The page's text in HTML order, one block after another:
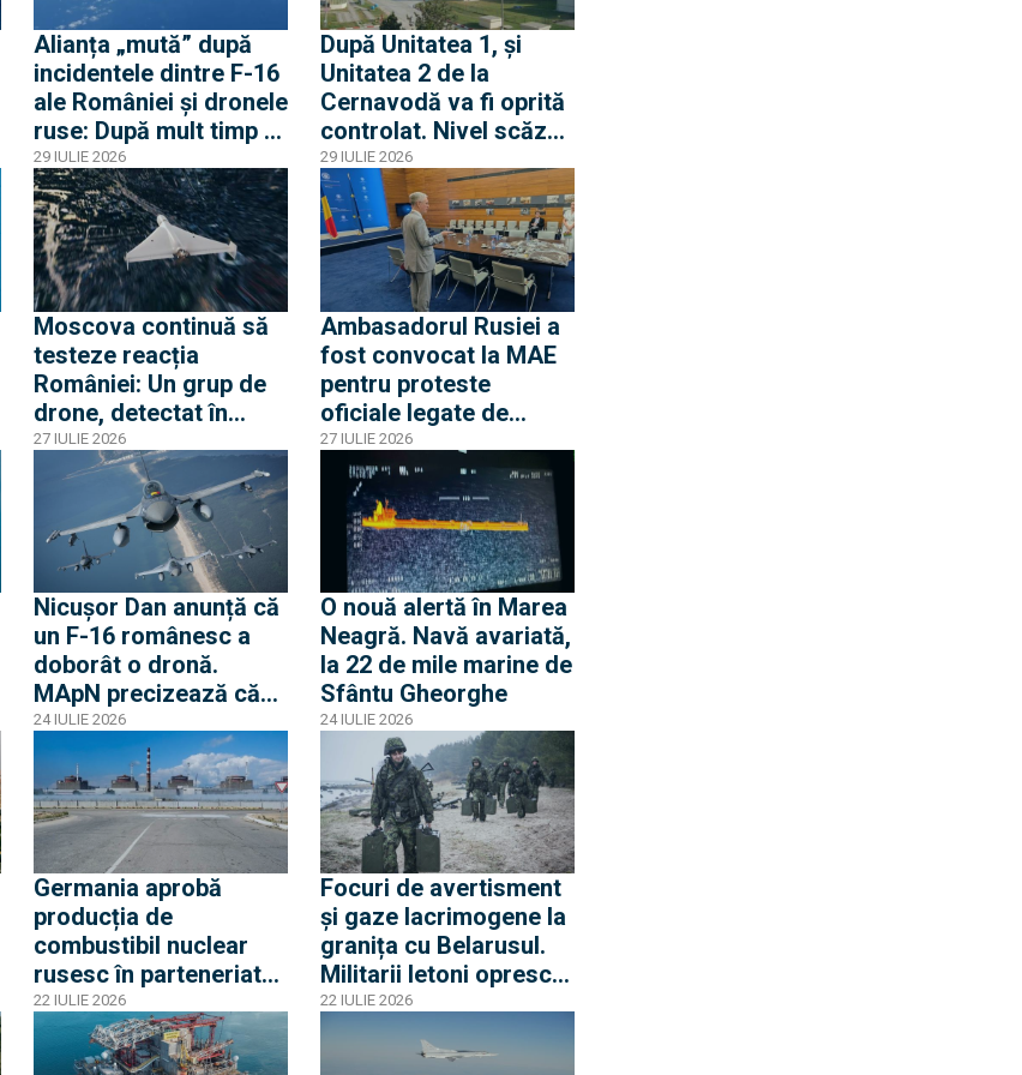
Alianța „mută” după
incidentele dintre F-16
ale României și dronele
ruse: După mult timp o
dronă RQ-4D și două
avioane RC-135 și
Artemis II au survolat
Marea Neagră
29 IULIE 2026
După Unitatea 1, și
Unitatea 2 de la
Cernavodă va fi oprită
controlat. Nivel scăzut
fără precedent al
Dunării
29 IULIE 2026
Moscova continuă să
testeze reacția
României: Un grup de
drone, detectat în
proximitatea frontierei
fluviale cu Ucraina
27 IULIE 2026
Ambasadorul Rusiei a
fost convocat la MAE
pentru proteste
oficiale legate de
incursiunile cu drone.
Ambasadorul român la
Moscova, chemat
acasă pentru
consultări
27 IULIE 2026
Nicușor Dan anunță că
un F-16 românesc a
doborât o dronă.
MApN precizează că
drona a survolat
teritoriul național pe
traiectul Sulina-Brăila-
Fetești-Buzău
24 IULIE 2026
O nouă alertă în Marea
Neagră. Navă avariată,
la 22 de mile marine de
Sfântu Gheorghe
24 IULIE 2026
Germania aprobă
producția de
combustibil nuclear
rusesc în parteneriat
cu Rosatom. Deși
cooperarea se
desfășoară sub
22 IULIE 2026
Focuri de avertisment
și gaze lacrimogene la
granița cu Belarusul.
Militarii letoni opresc
migranții care încearcă
să treacă frontiera
22 IULIE 2026